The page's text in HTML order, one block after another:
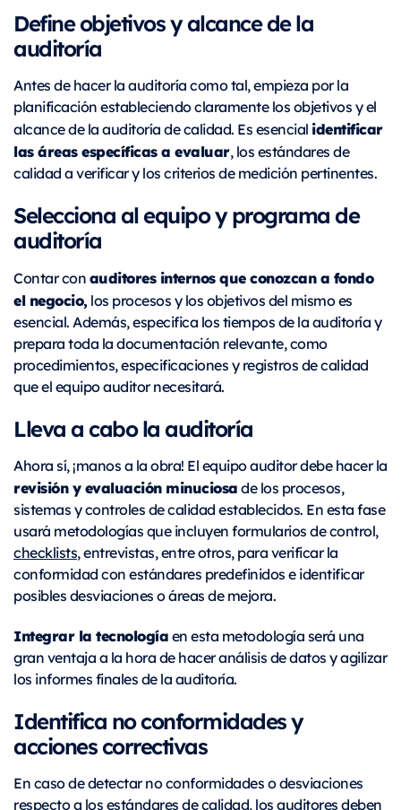
Define objetivos y alcance de la
auditoría
Antes de hacer la auditoría como tal, empieza por la
planificación estableciendo claramente los objetivos y el
alcance de la auditoría de calidad. Es esencial identificar
las áreas específicas a evaluar, los estándares de
calidad a verificar y los criterios de medición pertinentes.
Selecciona al equipo y programa de
auditoría
Contar conauditores internos que conozcan a fondo
el negocio, los procesos y los objetivos del mismo es
esencial. Además, especifica los tiempos de la auditoría y
prepara toda la documentación relevante, como
procedimientos, especificaciones y registros de calidad
que el equipo auditor necesitará.
Lleva a cabo la auditoría
Ahora sí, ¡manos a la obra! El equipo auditor debe hacer la
revisión y evaluación minuciosade los procesos,
sistemas y controles de calidad establecidos. En esta fase
usará metodologías que incluyen formularios de control,
checklists, entrevistas, entre otros, para verificar la
conformidad con estándares predefinidos e identificar
posibles desviaciones o áreas de mejora.
Integrar la tecnologíaen esta metodología será una
gran ventaja a la hora de hacer análisis de datos y agilizar
los informes finales de la auditoría.
Identifica no conformidades y
acciones correctivas
En caso de detectar no conformidades o desviaciones
respecto a los estándares de calidad, los auditores deben